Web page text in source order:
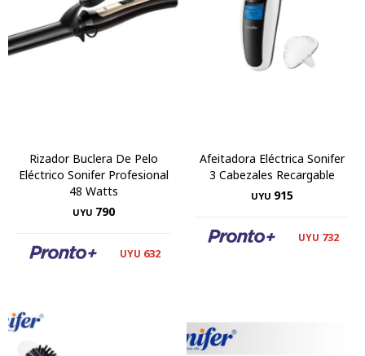
Rizador Buclera De Pelo
Eléctrico Sonifer Profesional
48 Watts
UYU 790
UYU 632
Afeitadora Eléctrica Sonifer
3 Cabezales Recargable
UYU 915
UYU 732